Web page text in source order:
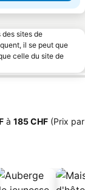
des sites de
il se peut que
celle du site de
à ‎185 CHF (Prix par